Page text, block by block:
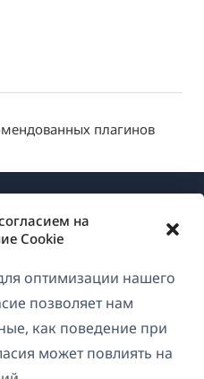
на
Cookie
оптимизации нашего
позволяет нам
как поведение при
может повлиять на
плагинов
к нашей команде